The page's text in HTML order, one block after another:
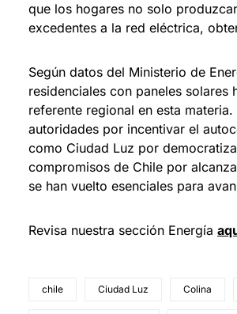
que los hogares no solo
excedentes a la red eléctrica,
Según datos del Ministerio de
residenciales con paneles
referente regional en esta
autoridades por incentivar el
como Ciudad Luz por
compromisos de Chile por
se han vuelto esenciales para
Revisa nuestra sección Energía
chile Ciudad Luz Colina